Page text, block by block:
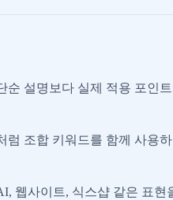
순 설명보다 실제 적용 포인
럼 조합 키워드를 함께 사용
웹사이트, 식스샵 같은 표